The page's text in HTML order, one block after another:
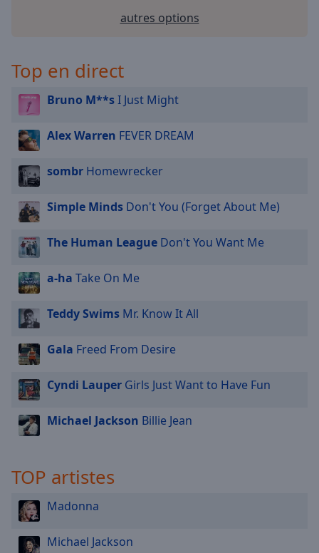
autres options
Top en direct
Bruno M**sI Just Might
Alex Warren FEVER DREAM
sombr Homewrecker
Simple Minds Don't You (Forget About Me)
The Human League Don't You Want Me
a-ha Take On Me
Teddy Swims Mr. Know It All
Gala Freed From Desire
Cyndi Lauper Girls Just Want to Have Fun
Michael Jackson Billie Jean
TOP artistes
Madonna
Michael Jackson